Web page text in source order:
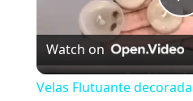
Watch on
Velas Flutuante